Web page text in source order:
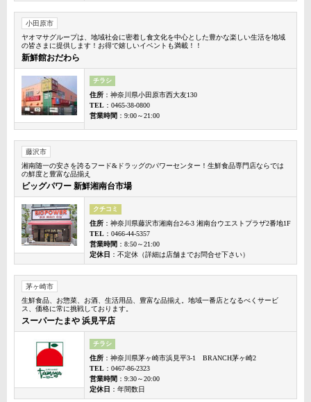
小田原市
ヤオマサグループは、地域社会に密着し食文化を中心とした豊かな楽しい生活を地域
の皆さまに提供します！お得で嬉しいイベントも満載！！
新鮮館おだわら
チラシ
住所 ：神奈川県小田原市西大友130
TEL ：0465-38-0800
営業時間 ：9:00～21:00
藤沢市
湘南随一の安さを誇るフード&ドラッグのパワーセンター！生鮮食品専門店ならでは
の鮮度と豊富な品揃え
ビッグパワー 新鮮湘南台市場
クチコミ
住所 ：神奈川県藤沢市湘南台2-6-3 湘南台ウエストプラザ2番地1F
TEL ：0466-44-5357
営業時間 ：8:50～21:00
定休日 ：不定休（詳細は店舗までお問合せ下さい）
茅ヶ崎市
生鮮食品、お惣菜、お酒、生活用品、豊富な品揃え。地域一番店となるべくサービ
ス、価格に常に挑戦しております。
スーパーたまや 浜見平店
チラシ
住所 ：神奈川県茅ヶ崎市浜見平3-1 BRANCH茅ヶ崎2
TEL ：0467-86-2323
営業時間 ：9:30～20:00
定休日 ：年間数日